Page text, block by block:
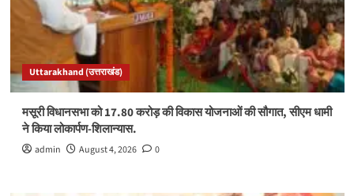
Uttarakhand (उत्तराखंड)
मसूरी विधानसभा को 17.80 करोड़ की विकास योजनाओं की सौगात, सीएम धामी
ने किया लोकार्पण-शिलान्यास.
admin August 4, 2026 0